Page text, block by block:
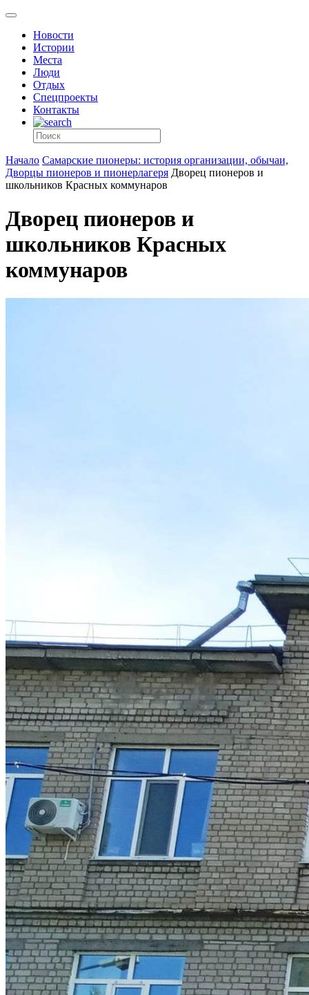
Новости
Истории
Места
Люди
Отдых
Спецпроекты
Контакты
Начало Самарские пионеры: история организации, обычаи,
Дворцы пионеров и пионерлагеря Дворец пионеров и
школьников Красных коммунаров
Дворец пионеров и
школьников Красных
коммунаров